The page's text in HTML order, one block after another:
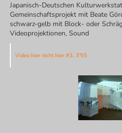
Japanisch-Deutschen
Gemeinschaftsprojekt mit Beate
schwarz-gelb mit Block- oder
Videoprojektionen, Sound
Video hier nicht hier #3, 3'55